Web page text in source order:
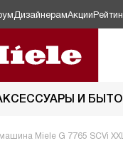
ДизайнерамАкции
И
Miele G 7765 SCVi